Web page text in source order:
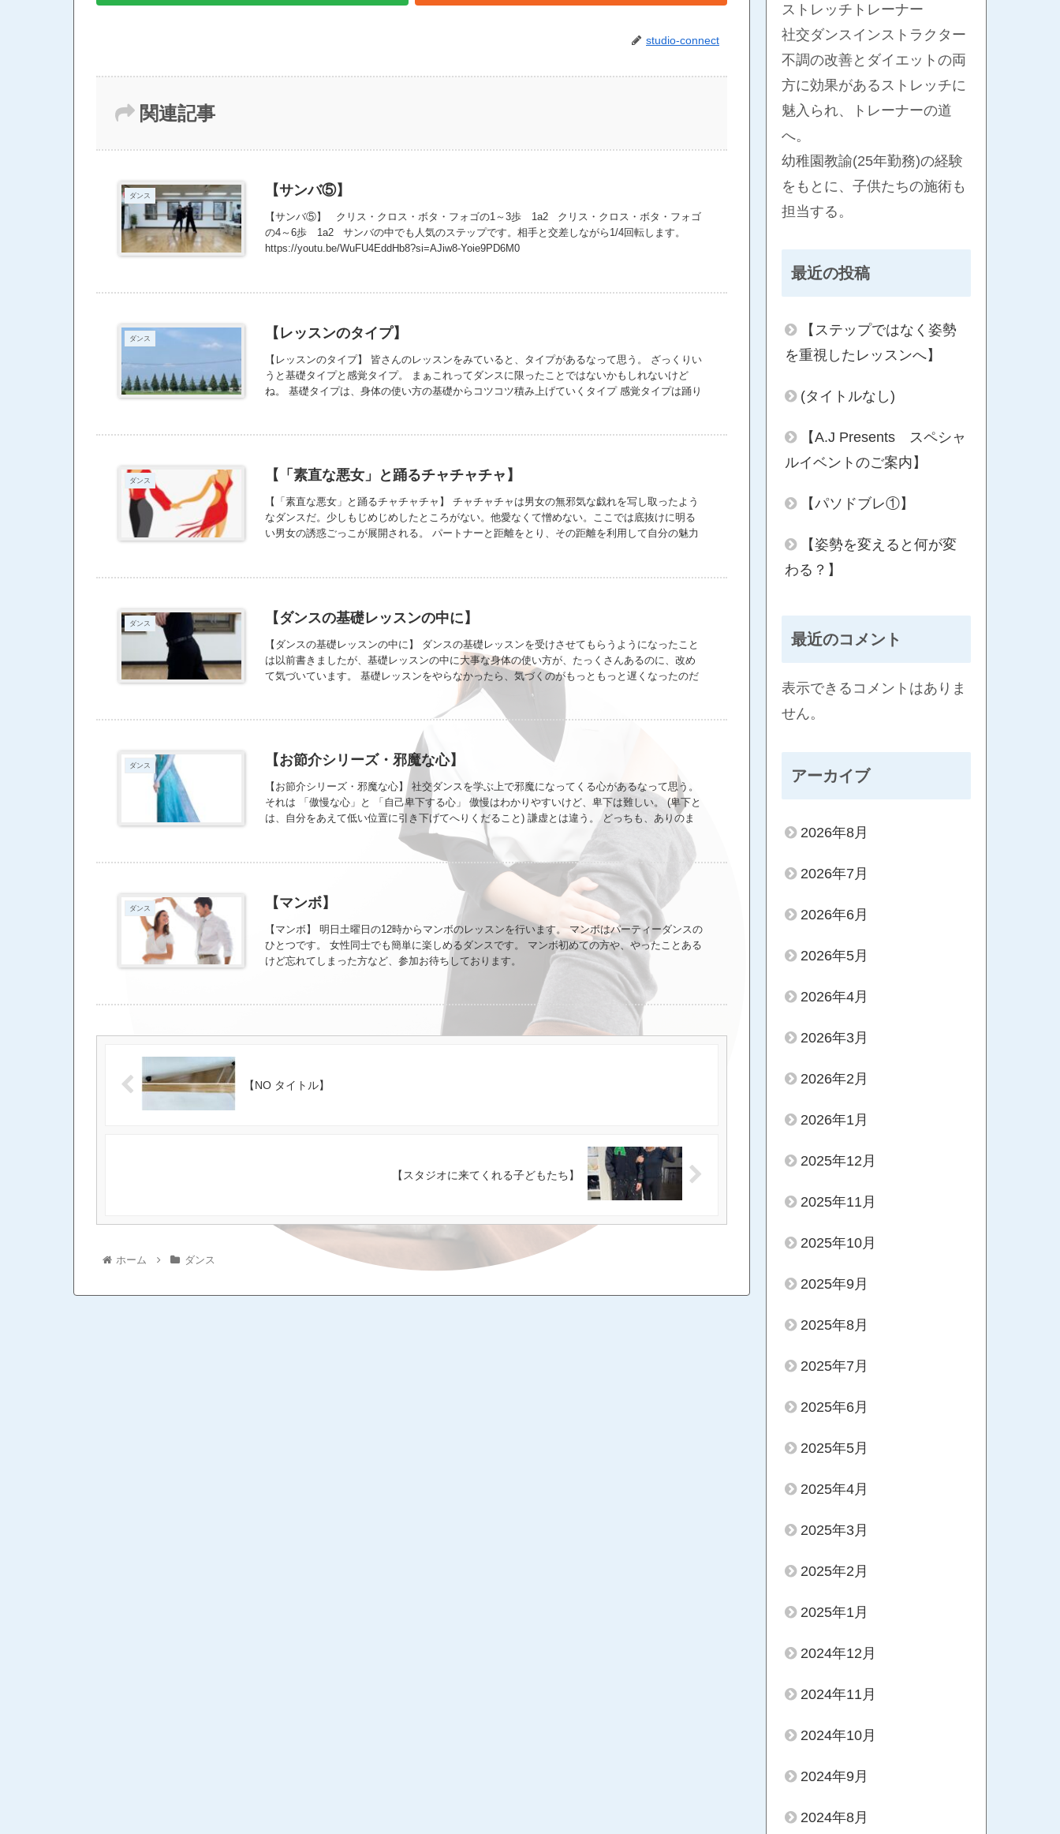
studio-connect
関連記事
ダンス 【サンバ⑤】
【サンバ⑤】 クリス・クロス・ボタ・フォゴの1～3歩 1a2 クリス・クロス・ボタ・フォゴ
の4～6歩 1a2 サンバの中でも人気のステップです。相手と交差しながら1/4回転します。
https://youtu.be/WuFU4EddHb8?si=AJiw8-Yoie9PD6M0
ダンス 【レッスンのタイプ】
【レッスンのタイプ】 皆さんのレッスンをみていると、タイプがあるなって思う。 ざっくりい
うと基礎タイプと感覚タイプ。 まぁこれってダンスに限ったことではないかもしれないけど
ね。 基礎タイプは、身体の使い方の基礎からコツコツ積み上げていくタイプ 感覚タイプは踊り
タイプでも、向かうところは同じ。 正しい身体の使い方をして、相手を思いやれて、幸せにな
どね。 自分はこっちのタイプだって決めつけないで、違うタイプのレッスンをしてみると、い
ろんなことが見えてくるよ。 自分のタイプが分からなかったら、遠慮なく聞いてみて。こんな
レッスンが向いているってアドバイスできると思うから。
ダンス 【「素直な悪女」と踊るチャチャチャ】
【「素直な悪女」と踊るチャチャチャ】 チャチャチャは男女の無邪気な戯れを写し取ったよう
なダンスだ。少しもじめじめしたところがない。他愛なくて憎めない。ここでは底抜けに明る
い男女の誘惑ごっこが展開される。 パートナーと距離をとり、その距離を利用して自分の魅力
ないのだけれど、一歩まちがえば、大きな傷を残すかもしれない。若ければ若いほど、その危
ダンスの世界 浅野素女著より
ダンス 【ダンスの基礎レッスンの中に】
【ダンスの基礎レッスンの中に】 ダンスの基礎レッスンを受けさせてもらうようになったこと
は以前書きましたが、基礎レッスンの中に大事な身体の使い方が、たっくさんあるのに、改め
て気づいています。 基礎レッスンをやらなかったら、気づくのがもっともっと遅くなったのだ
ろうな。それって怖いことです。 踊るためには踊るための身体を最初につくってしまうこと
が、遠回りのようで近道なんだなって思います。 スタジオがこちらに移ってから、ダンスを始
めた人達は本当に恵まれていますね。 以前から習っていた人も遅くはありません。ダンスライ
フはまだまだ続くので、プログラムを使って上手に踊るための身体づくりをしてくださいね。
腹横筋・腸腰筋・ハムストリング・内転筋・骨盤底筋群・MP関節・胸鎖関節・背骨・・・大事
な身体の部分をフルに使う感覚が養われる基礎レッスンは、ダンスを踊りたいって思わない人
にも受けて欲しいって、心の底から思います。 一見地味に思われる基礎レッスンだけど、身体
に向き合っている皆さんなら、その良さを感じてくれると思うんです。
ダンス 【お節介シリーズ・邪魔な心】
【お節介シリーズ・邪魔な心】 社交ダンスを学ぶ上で邪魔になってくる心があるなって思う。
それは 「傲慢な心」と 「自己卑下する心」 傲慢はわかりやすいけど、卑下は難しい。 (卑下と
は、自分をあえて低い位置に引き下げてへりくだること) 謙虚とは違う。 どっちも、ありのま
まの自分を認めることが出来ていない場合に出てきちゃう心。 自分と向き合うと、いい自分だ
けじゃなくて嫌な自分にも向き合うことになるんだけど、そんなこんなの全てを受け止めて、
自分観察を楽しもう。 そうすれば、慢心な心も自己卑下する心も出てこないから。 社交ダンス
は何歳になっても自分を成長させてくれる。それも社交ダンスの魅力のひとつ。
ダンス 【マンボ】
【マンボ】 明日土曜日の12時からマンボのレッスンを行います。 マンボはパーティーダンスの
ひとつです。 女性同士でも簡単に楽しめるダンスです。 マンボ初めての方や、やったことある
けど忘れてしまった方など、参加お待ちしております。
【NO タイトル】
【スタジオに来てくれる子どもたち】
ホーム ダンス
ストレッチトレーナー
社交ダンスインストラクター
不調の改善とダイエットの両
方に効果があるストレッチに
魅入られ、トレーナーの道
へ。
幼稚園教諭(25年勤務)の経験
をもとに、子供たちの施術も
担当する。
最近の投稿
【ステップではなく姿勢
を重視したレッスンへ】
(タイトルなし)
【A.J Presents スペシャ
ルイベントのご案内】
【パソドブレ①】
【姿勢を変えると何が変
わる？】
最近のコメント
表示できるコメントはありま
せん。
アーカイブ
2026年8月
2026年7月
2026年6月
2026年5月
2026年4月
2026年3月
2026年2月
2026年1月
2025年12月
2025年11月
2025年10月
2025年9月
2025年8月
2025年7月
2025年6月
2025年5月
2025年4月
2025年3月
2025年2月
2025年1月
2024年12月
2024年11月
2024年10月
2024年9月
2024年8月